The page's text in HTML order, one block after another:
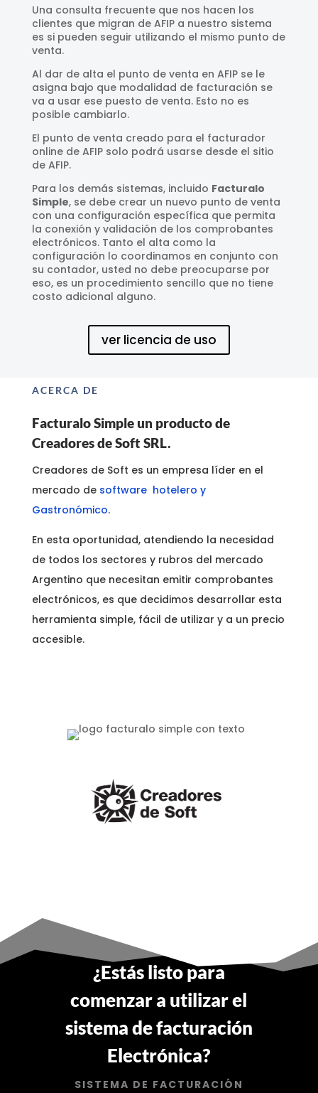
Una consulta frecuente que nos hacen los
clientes que migran de AFIP a nuestro sistema
es si pueden seguir utilizando el mismo punto de
venta.
Al dar de alta el punto de venta en AFIP se le
asigna bajo que modalidad de facturación se
va a usar ese puesto de venta. Esto no es
posible cambiarlo.
El punto de venta creado para el facturador
online de AFIP solo podrá usarse desde el sitio
de AFIP.
Para los demás sistemas, incluido Facturalo
Simple, se debe crear un nuevo punto de venta
con una configuración específica que permita
la conexión y validación de los comprobantes
electrónicos. Tanto el alta como la
configuración lo coordinamos en conjunto con
su contador, usted no debe preocuparse por
eso, es un procedimiento sencillo que no tiene
costo adicional alguno.
ver licencia de uso
ACERCA DE
Facturalo Simple un producto de
Creadores de Soft SRL.
Creadores de Soft es un empresa líder en el
mercado de software hotelero y
Gastronómico.
En esta oportunidad, atendiendo la necesidad
de todos los sectores y rubros del mercado
Argentino que necesitan emitir comprobantes
electrónicos, es que decidimos desarrollar esta
herramienta simple, fácil de utilizar y a un precio
accesible.
¿Estás listo para
comenzar a utilizar el
sistema de facturación
Electrónica?
SISTEMA DE FACTURACIÓN